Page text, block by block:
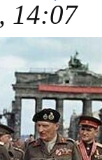
14:07